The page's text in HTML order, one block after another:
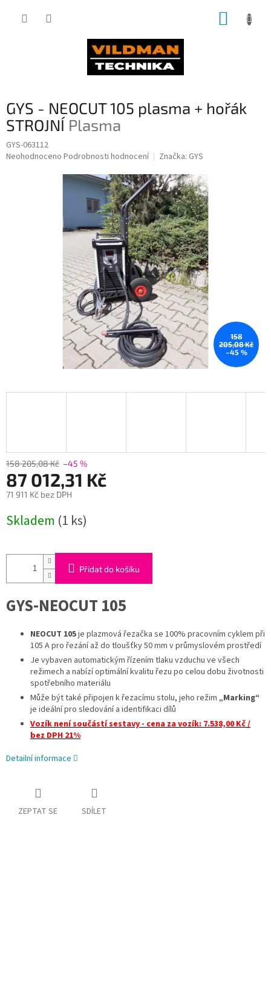
GYS - NEOCUT 105 plasma + hořák
STROJNÍ Plasma
GYS-063112
Průměrné
Neohodnoceno Podrobnosti hodnocení Značka: GYS
158
205,08 Kč
–45 %
158 205,08 Kč –45 %
87 012,31 Kč
71 911 Kč bez DPH
cena:
Skladem (1 ks)
Přidat do košíku
GYS-NEOCUT 105
NEOCUT 105je plazmová řezačka se 100% pracovním cyklem při
105 A pro řezání až do tloušťky 50 mm v průmyslovém prostředí
Je vybaven automatickým řízením tlaku vzduchu ve všech
režimech a nabízí optimální kvalitu řezu po celou dobu životnosti
spotřebního materiálu
Může být také připojen k řezacímu stolu, jeho režim „Marking“
je ideální pro sledování a identifikaci dílů
Vozík není součástí sestavy - cena za vozík: 7.538,00 Kč /
bez DPH 21%
Detailní informace
ZEPTAT SE SDÍLET